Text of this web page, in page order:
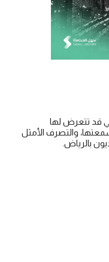
قد تتعرض لها
والتصرف الأمثل
بالرياض.